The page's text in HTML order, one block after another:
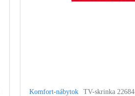
Komfort-nábytok TV-skrinka 22684